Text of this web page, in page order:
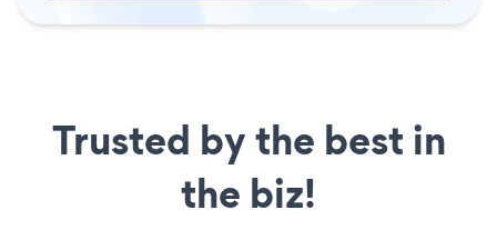
Trusted by the best in
the biz!